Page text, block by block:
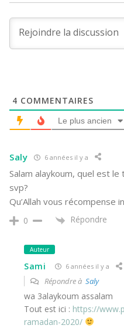
4 COMMENTAIRES
Le plus ancien
Saly 6 années il y a
Salam alaykoum, quel est
svp?
Qu’Allah vous récompense
0 Répondre
Auteur
Sami 6 années il y a
Répondre à Saly
wa 3alaykoum assalam
Tout est ici : https://
ramadan-2020/